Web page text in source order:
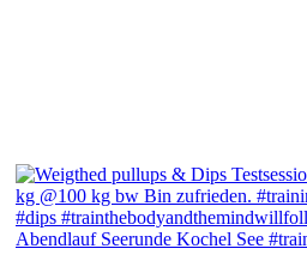
Abendlauf Seerunde Kochel See